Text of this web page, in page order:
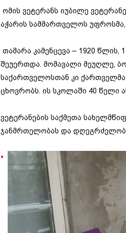
ომის ვეტერანს იუბილე
აჭარის სამმართველოს
თამარა კამენცევა – 1920 წლის,
შეუერთდა. მომავალი მეუღლე,
საქართველოსთან კი ქართველმა
ცხოვრობს. ის სკოლაში 40 წელი
ვეტერანების საქმეთა
ჯანმრთელობას და